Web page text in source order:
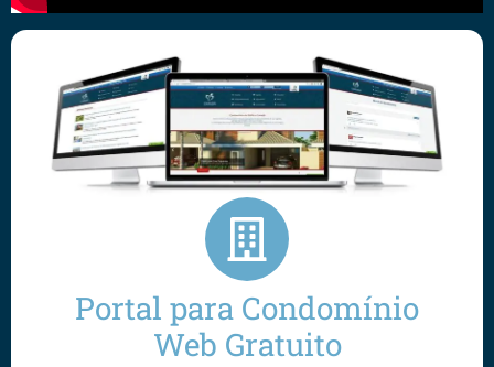
Portal para Condomínio
Web Gratuito